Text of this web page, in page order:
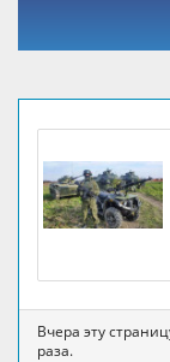
Вчера эту
раза.